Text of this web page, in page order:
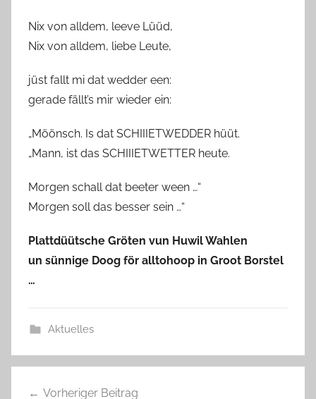
Nix von alldem, leeve Lüüd,
Nix von alldem, liebe Leute,
jüst fallt mi dat wedder een:
gerade fällt’s mir wieder ein:
„Möönsch. Is dat SCHIIIETWEDDER hüüt.
„Mann, ist das SCHIIIETWETTER heute.
Morgen schall dat beeter ween …“
Morgen soll das besser sein …“
Plattdüütsche Gröten vun Huwil Wahlen
un sünnige Doog för alltohoop in Groot Borstel
…
Aktuelles
Vorheriger Beitrag